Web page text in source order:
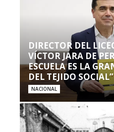
DIRECTOR DEL
VÍCTOR JARA DE
ESCUELA ES LA
DEL TEJIDO SOCIAL”
NACIONAL